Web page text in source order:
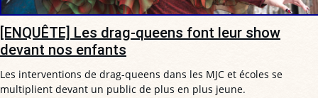
[ENQUÊTE] Les drag-queens font leur show
devant nos enfants
Les interventions de drag-queens dans les MJC et écoles se
multiplient devant un public de plus en plus jeune.